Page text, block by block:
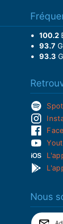
100.2
93.7
93.3
Nous